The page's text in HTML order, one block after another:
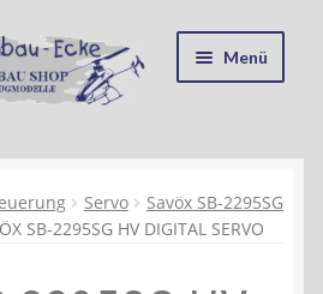
Menü
Servo
Savöx SB-2295SG
SB-2295SG HV DIGITAL SERVO